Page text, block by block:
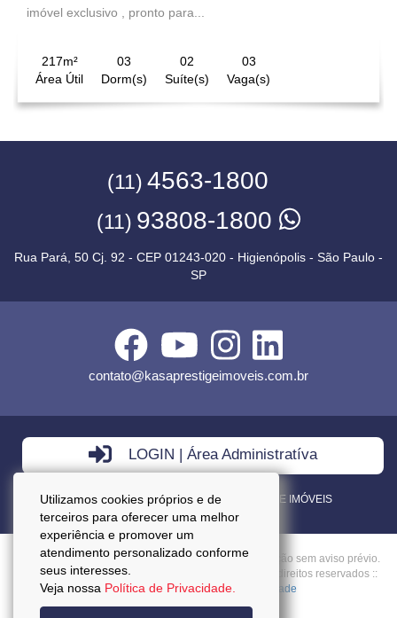
Utilizamos cookies próprios e de
terceiros para oferecer uma melhor
experiência e promover um
atendimento personalizado conforme
seus interesses.
Veja nossa Política de Privacidade.
imóvel exclusivo , pronto para...
217m²
Área Útil
03
Dorm(s)
02
Suíte(s)
03
Vaga(s)
(11) 4563-1800
(11) 93808-1800
Rua Pará, 50 Cj. 92 - CEP 01243-020 - Higienópolis - São Paulo -
SP
contato@kasaprestigeimoveis.com.br
LOGIN | Área Administratíva
VENDA - LOCAÇÃO - ADMINISTRAÇÃO DE IMÓVEIS
Preços mencionados neste site estão sujeitos a alteração sem aviso prévio.
Copyright © 2026 - Kasa Prestige Imoveis :: Todos os direitos reservados ::
CRECI: J27037 ::Política da Privacidade